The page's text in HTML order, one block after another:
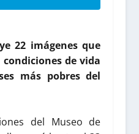
22 imágenes que
de vida
más pobres del
del Museo de